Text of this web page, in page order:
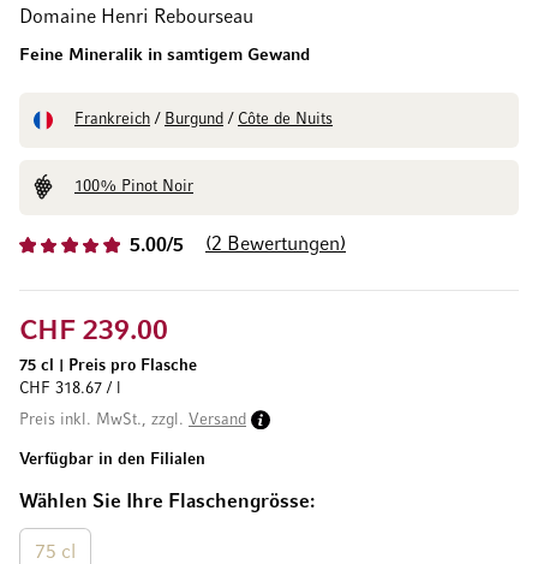
5.00/5 2 Bewertungen
Domaine Henri Rebourseau
Feine Mineralik in samtigem Gewand
Frankreich / Burgund / Côte de Nuits
100% Pinot Noir
Wählen Sie Ihre Flaschengrösse
75 cl
CHF 239.00
75 cl
Preis pro Flasche
CHF 318.67 / l
Preis inkl. MwSt., zzgl. Versand
Verfügbar in den Filialen